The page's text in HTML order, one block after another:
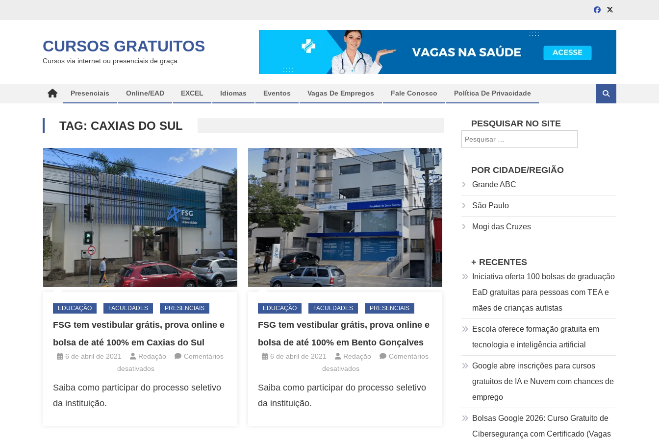
CURSOS GRATUITOS
Cursos via internet ou presenciais de graça.
Presenciais Online/EAD EXCEL Idiomas Eventos Vagas De Empregos Fale Conosco Política De Privacidade
TAG: CAXIAS DO SUL
EDUCAÇÃO FACULDADES PRESENCIAIS
FSG tem vestibular grátis, prova online e
bolsa de até 100% em Caxias do Sul
6 de abril de 2021 Redação
Comentários
desativadosem
tem
Saiba como participar do processo seletivo
da instituição.
EDUCAÇÃO FACULDADES PRESENCIAIS
FSG tem vestibular grátis, prova online e
bolsa de até 100% em Bento Gonçalves
6 de abril de 2021 Redação
Comentários
desativadosem
tem
Saiba como participar do processo seletivo
da instituição.
PESQUISAR NO SITE
por:
POR CIDADE/REGIÃO
Grande ABC
São Paulo
Mogi das Cruzes
+ RECENTES
Iniciativa oferta 100 bolsas de graduação
EaD gratuitas para pessoas com TEA e
mães de crianças autistas
Escola oferece formação gratuita em
tecnologia e inteligência artificial
Google abre inscrições para cursos
gratuitos de IA e Nuvem com chances de
emprego
Bolsas Google 2026: Curso Gratuito de
Cibersegurança com Certificado (Vagas